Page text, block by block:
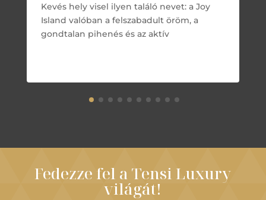
Kevés hely visel ilyen találó nevet: a Joy
Island valóban a felszabadult öröm, a
gondtalan pihenés és az aktív
Fedezze fel a Tensi Luxury
világát!